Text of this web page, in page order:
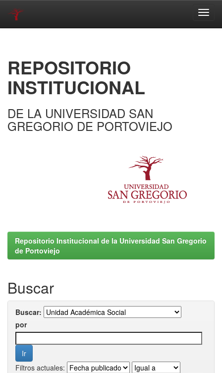
REPOSITORIO
INSTITUCIONAL
DE LA UNIVERSIDAD SAN
GREGORIO DE PORTOVIEJO
Repositorio Institucional de la Universidad San Gregorio
de Portoviejo
Buscar
Buscar:
por
Filtros actuales: